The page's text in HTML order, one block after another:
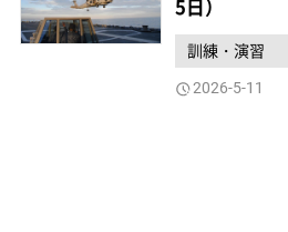
5日）
訓練・演習
2026-5-11